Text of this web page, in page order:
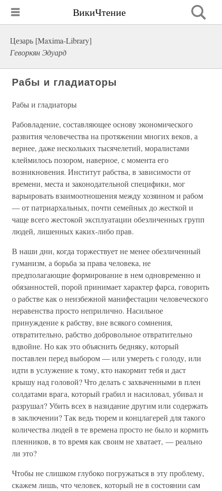
ВикиЧтение
Цезарь [Maxima-Library]
Геворкян Эдуард
Рабы и гладиаторы
Рабы и гладиаторы
Рабовладение, составляющее основу экономического
развития человечества на протяжении многих веков, а
вернее, даже нескольких тысячелетий, моралистами
клеймилось позором, наверное, с момента его
возникновения. Институт рабства, в зависимости от
времени, места и законодательной специфики, мог
варьировать взаимоотношения между хозяином и рабом
— от патриархальных, почти семейных до жесткой и
чаще всего жестокой эксплуатации обезличенных групп
людей, лишенных каких-либо прав.
В наши дни, когда торжествует не менее обезличенный
гуманизм, а борьба за права человека, не
предполагающие формирование в нем одновременно и
обязанностей, порой принимает характер фарса, говорить
о рабстве как о неизбежной манифестации человеческого
неравенства просто неприлично. Насильное
принуждение к рабству, вне всякого сомнения,
отвратительно, рабство добровольное отвратительно
вдвойне. Но как это объяснить бедняку, который
поставлен перед выбором — или умереть с голоду, или
идти в услужение к тому, кто накормит тебя и даст
крышу над головой? Что делать с захваченными в плен
солдатами врага, который грабил и насиловал, убивал и
разрушал? Убить всех в назидание другим или содержать
в заключении? Так ведь тюрем и концлагерей для такого
количества людей в те времена просто не было и кормить
пленников, в то время как своим не хватает, — реально
ли это?
Чтобы не слишком глубоко погружаться в эту проблему,
скажем лишь, что человек, который не в состоянии сам